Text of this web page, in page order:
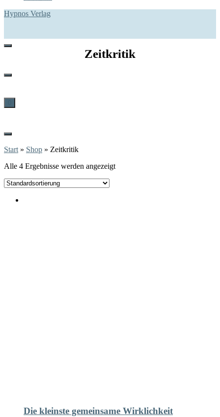
Hypnos Verlag
Zeitkritik
Start » Shop » Zeitkritik
Alle 4 Ergebnisse werden angezeigt
Die kleinste gemeinsame Wirklichkeit